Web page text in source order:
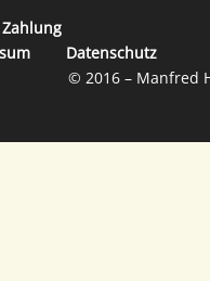
Datenschutz
© 2016 – Manfred